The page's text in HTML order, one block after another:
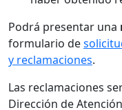
Podrá presentar una
formulario de
y reclamaciones.
Las reclamaciones
Dirección de